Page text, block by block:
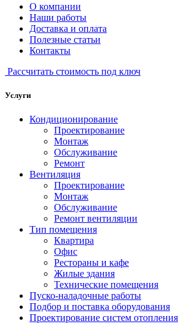
О компании
Наши работы
Доставка и оплата
Полезные статьи
Контакты
Рассчитать стоимость под ключ
Услуги
Кондиционирование
Проектирование
Монтаж
Обслуживание
Ремонт
Вентиляция
Проектирование
Монтаж
Обслуживание
Ремонт вентиляции
Тип помещения
Квартира
Офис
Рестораны и кафе
Жилые здания
Технические помещения
Пуско-наладочные работы
Подбор и поставка оборудования
Проектирование систем отопления